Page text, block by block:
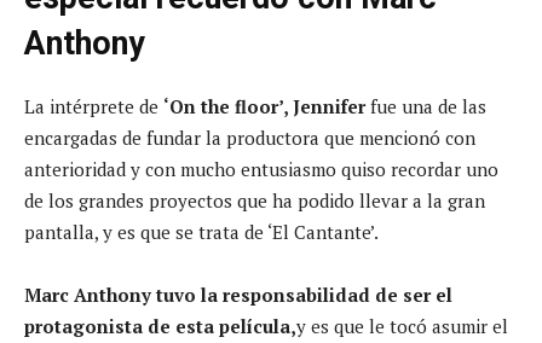
Anthony
La intérprete de ‘On the floor’, Jenniferfue una de las
encargadas de fundar la productora que mencionó con
anterioridad y con mucho entusiasmo quiso recordar uno
de los grandes proyectos que ha podido llevar a la gran
pantalla, y es que se trata de ‘El Cantante’.
Marc Anthony tuvo la responsabilidad de ser el
protagonista de esta película,y es que le tocó asumir el